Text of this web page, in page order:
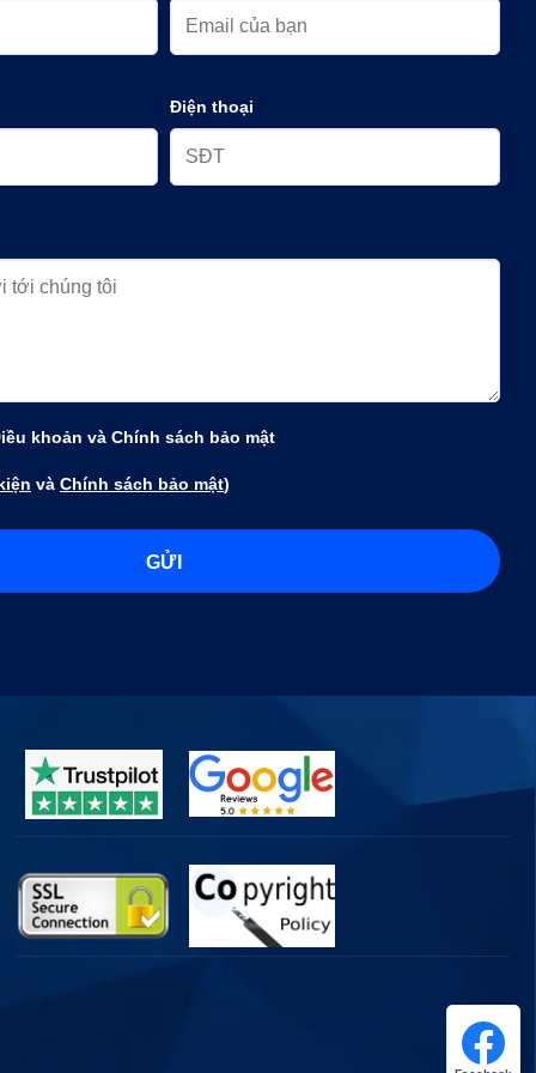
Điện thoại
khoản và Chính sách bảo mật
và Chính sách bảo mật)